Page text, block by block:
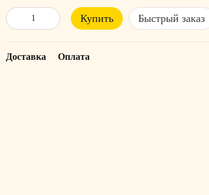
Купить Быстрый заказ
Доставка Оплата